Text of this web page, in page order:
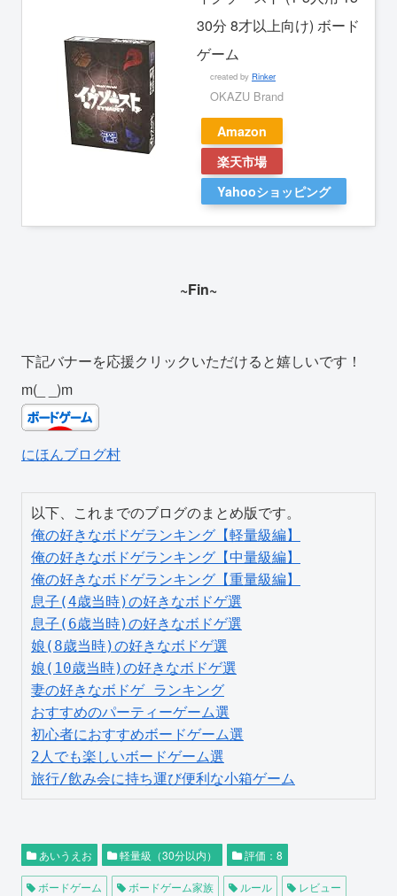
30分 8才以上向け) ボード
ゲーム
created by Rinker
OKAZU Brand
Amazon
楽天市場
Yahooショッピング
~Fin~
下記バナーを応援クリックいただけると嬉しいです！
m(_ _)m
にほんブログ村
俺の好きなボドゲランキング【軽量級編】
俺の好きなボドゲランキング【中量級編】
俺の好きなボドゲランキング【重量級編】
息子(4歳当時)の好きなボドゲ選
息子(6歳当時)の好きなボドゲ選
娘(8歳当時)の好きなボドゲ選
娘(10歳当時)の好きなボドゲ選
妻の好きなボドゲ ランキング
おすすめのパーティーゲーム選
初心者におすすめボードゲーム選
2人でも楽しいボードゲーム選
旅行/飲み会に持ち運び便利な小箱ゲーム
あいうえお 軽量級（30分以内） 評価：8
ボードゲーム ボードゲーム家族 ルール
レビュー